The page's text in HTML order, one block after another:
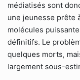
médiatisés sont
une jeunesse prête
molécules
définitifs. Le
quelques morts,
largement sous-